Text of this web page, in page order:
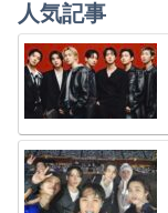
人気記事